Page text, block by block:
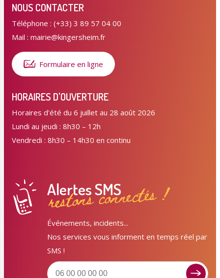
NOUS CONTACTER
Téléphone : (+33) 3 89 57 04 00
Mail : mairie@kingersheim.fr
Formulaire en ligne
HORAIRES D'OUVERTURE
Horaires d'été du 6 juillet au 28 août 2026
Lundi au jeudi : 8h30 – 12h
Vendredi : 8h30 – 14h30 en continu
Alertes SMS
restons connectés !
Événements, incidents...
Nos services vous informent en temps réel par
SMS !